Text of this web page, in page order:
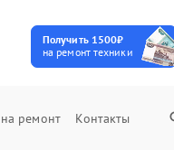
Получить 1500₽
на ремонт техники
ремонт Контакты